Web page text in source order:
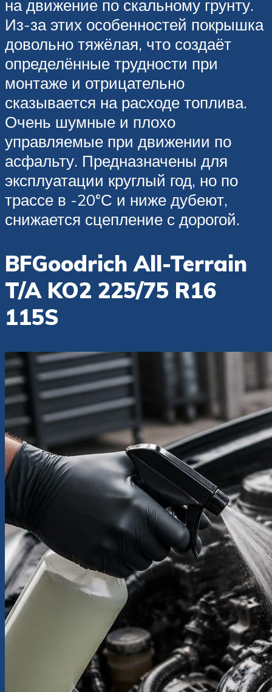
на движение по скальному грунту.
Из-за этих особенностей покрышка
довольно тяжёлая, что создаёт
определённые трудности при
монтаже и отрицательно
сказывается на расходе топлива.
Очень шумные и плохо
управляемые при движении по
асфальту. Предназначены для
эксплуатации круглый год, но по
трассе в -20°С и ниже дубеют,
снижается сцепление с дорогой.
BFGoodrich All-Terrain
T/A KO2 225/75 R16
115S